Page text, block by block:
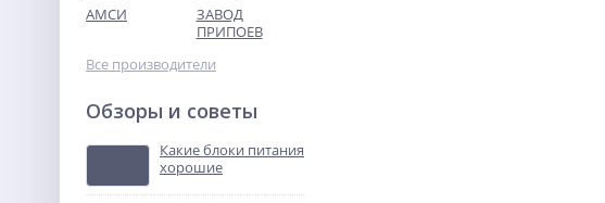
Не указана цена
АМСИ
ЗАВОД
ПРИПОЕВ
Все производители
Обзоры и советы
Какие блоки питания
хорошие